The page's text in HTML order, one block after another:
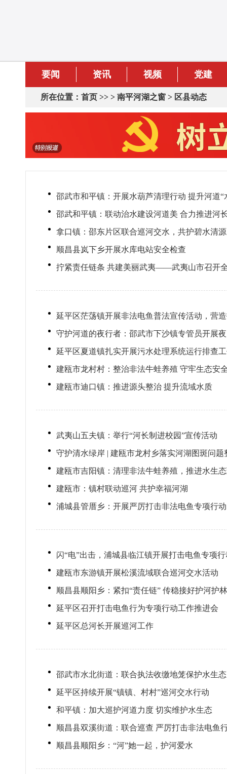
要闻 资讯 视频 党建
所在位置： 首页 >> > 南平河湖之窗 > 区县动态
邵武市和平镇：开展水葫芦清理行动 提升河道“
邵武和平镇：联动治水建设河道美 合力推进河
拿口镇：邵东片区联合巡河交水，共护碧水清源
顺昌县岚下乡开展水库电站安全检查
拧紧责任链条 共建美丽武夷——武夷山市召开
延平区茫荡镇开展非法电鱼普法宣传活动，营
守护河道的夜行者：邵武市下沙镇专管员开展
延平区夏道镇扎实开展污水处理系统运行排查
建瓯市龙村村：整治非法牛蛙养殖 守牢生态安
建瓯市迪口镇：推进源头整治 提升流域水质
武夷山五夫镇：举行“河长制进校园”宣传活动
守护清水绿岸 | 建瓯市龙村乡落实河湖图斑问题
建瓯市吉阳镇：清理非法牛蛙养殖，推进水生
建瓯市：镇村联动巡河 共护幸福河湖
浦城县管厝乡：开展严厉打击非法电鱼专项行动
闪“电”出击，浦城县临江镇开展打击电鱼专项
建瓯市东游镇开展松溪流域联合巡河交水活动
顺昌县顺阳乡：紧扣“责任链” 传稳接好护河护
延平区召开打击电鱼行为专项行动工作推进会
延平区总河长开展巡河工作
邵武市水北街道：联合执法收缴地笼保护水生态
延平区持续开展“镇镇、村村”巡河交水行动
和平镇：加大巡护河道力度 切实维护水生态
顺昌县​双溪街道：联合巡查 严厉打击非法电鱼
顺昌县顺阳乡：“河”她一起，护河爱水